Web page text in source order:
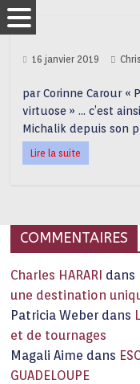
16 janvier 2019
par Corinne Carour «
virtuose » … c’est
Michalik depuis son
Lire la suite
COMMENTAIRES
Charles HARARI dans
une destination
Patricia Weber dans
et de tournages
Magali Aime dans
GUADELOUPE